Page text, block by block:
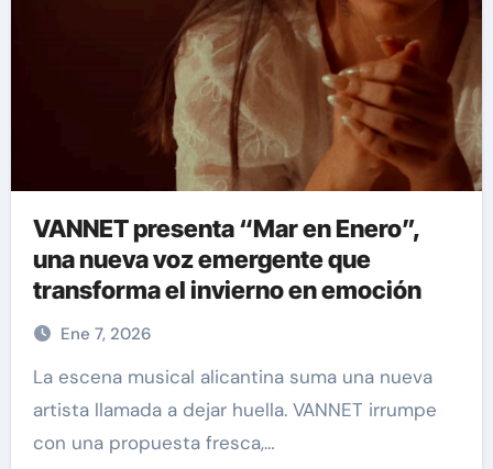
VANNET presenta “Mar en Enero”,
una nueva voz emergente que
transforma el invierno en emoción
Ene 7, 2026
La escena musical alicantina suma una nueva
artista llamada a dejar huella. VANNET irrumpe
con una propuesta fresca,…